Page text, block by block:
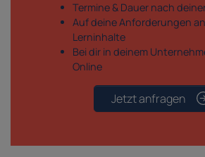
Termine & Dauer nach
Auf deine Anforderungen
Lerninhalte
Bei dir in deinem
Online
Jetzt anfragen